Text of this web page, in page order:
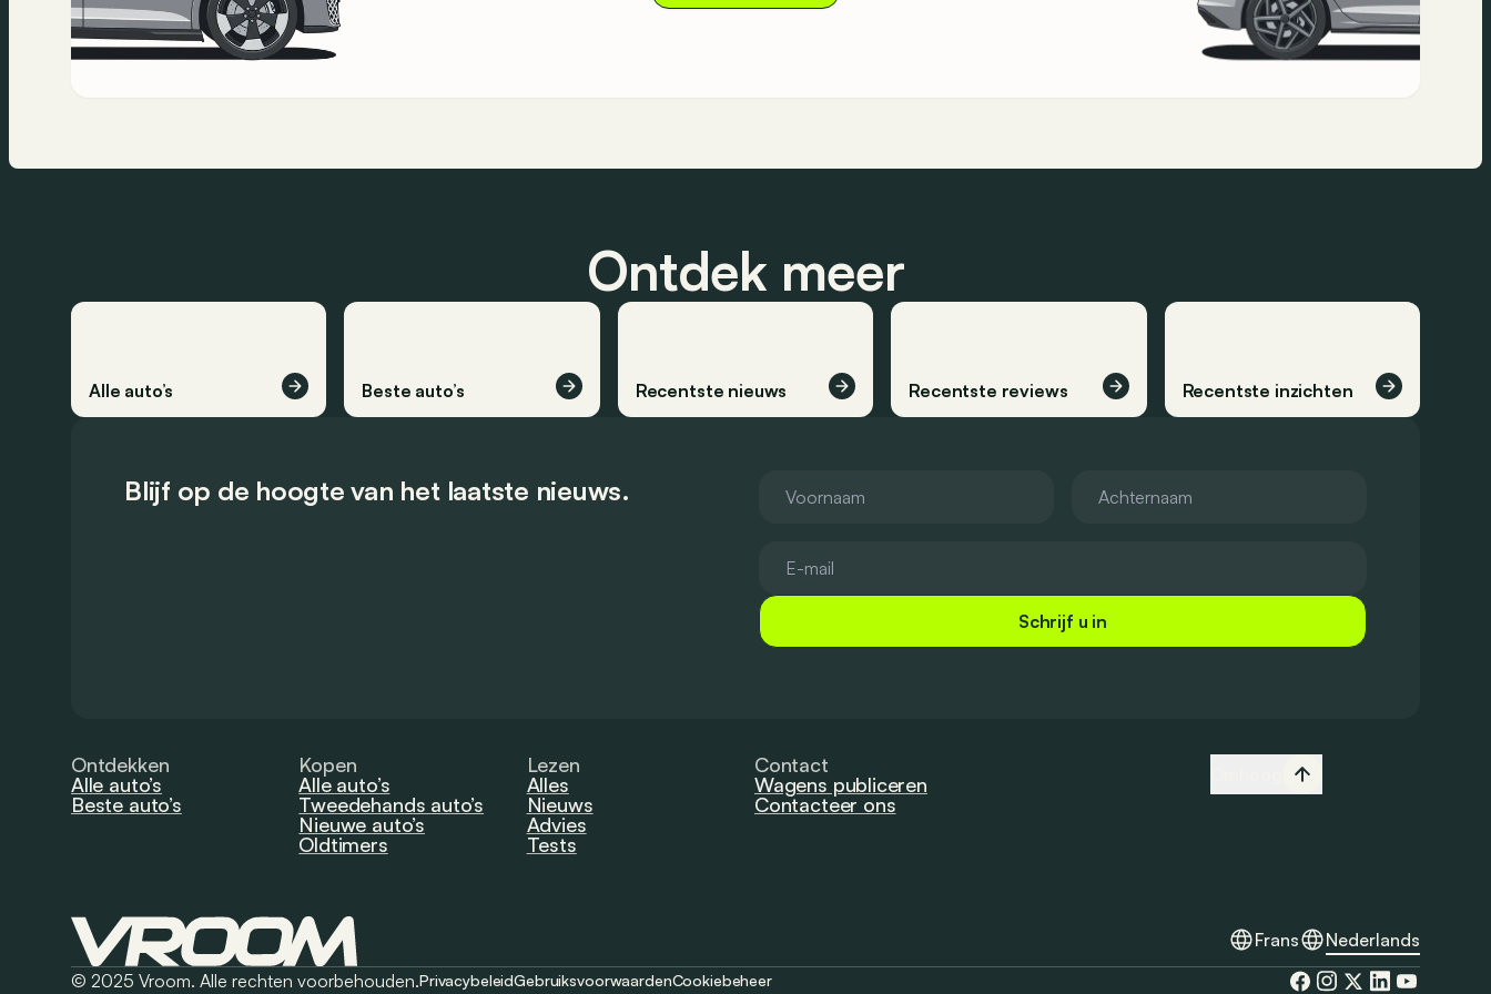
Ontdek meer
Alle auto’s Beste auto’s Recentste nieuws Recentste reviews Recentste inzichten
Blijf op de hoogte van het laatste nieuws.
Schrijf u in
Ontdekken
Alle auto’s
Beste auto’s
Kopen
Alle auto’s
Tweedehands auto’s
Nieuwe auto’s
Oldtimers
Lezen
Alles
Nieuws
Advies
Tests
Contact
Wagens publiceren
Contacteer ons
Frans
Nederlands
© 2025 Vroom. Alle rechten voorbehouden.PrivacybeleidGebruiksvoorwaardenCookiebeheer